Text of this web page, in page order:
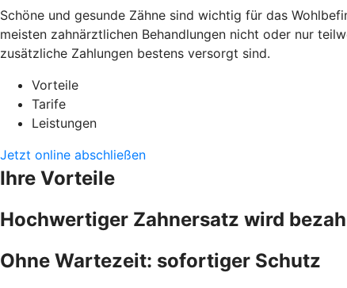
Schöne und gesunde Zähne sind wichtig für das
meisten zahnärztlichen Behandlungen nicht oder nur
zusätzliche Zahlungen bestens versorgt sind.
Vorteile
Tarife
Leistungen
Jetzt online abschließen
Ihre Vorteile
Hochwertiger Zahnersatz wird
Ohne Wartezeit: sofortiger Schutz